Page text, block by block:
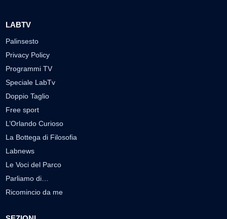
LABTV
Palinsesto
Privacy Policy
Programmi TV
Speciale LabTv
Doppio Taglio
Free sport
L’Orlando Curioso
La Bottega di Filosofia
Labnews
Le Voci del Parco
Parliamo di…
Ricomincio da me